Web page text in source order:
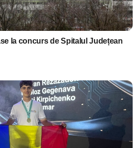
la concurs de Spitalul Județean